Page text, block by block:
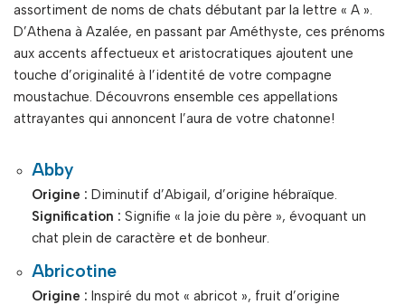
assortiment de noms de chats débutant par la lettre « A ».
D’Athena à Azalée, en passant par Améthyste, ces prénoms
aux accents affectueux et aristocratiques ajoutent une
touche d’originalité à l’identité de votre compagne
moustachue. Découvrons ensemble ces appellations
attrayantes qui annoncent l’aura de votre chatonne!
Abby
Origine : Diminutif d’Abigail, d’origine hébraïque.
Signification : Signifie « la joie du père », évoquant un
chat plein de caractère et de bonheur.
Abricotine
Origine : Inspiré du mot « abricot », fruit d’origine